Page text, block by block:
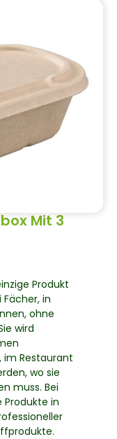
Mit 3
Produkt
in
ohne
wird
im Restaurant
wo sie
muss. Bei
Produkte in